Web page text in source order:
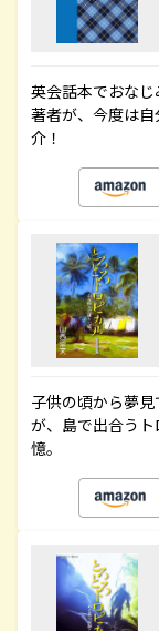
英会話本でおな
著者が、今度は
介！
子供の頃から夢
が、島で出合う
憶。